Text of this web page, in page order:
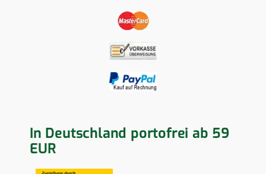
In Deutschland portofrei ab 59
EUR